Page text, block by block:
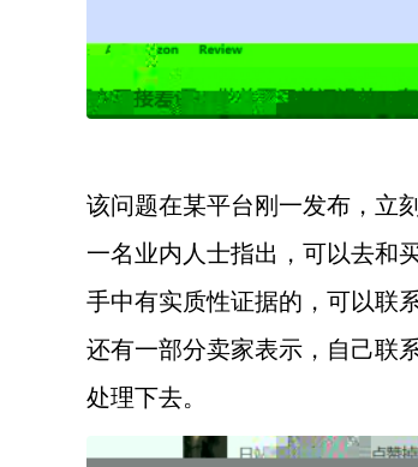
该问题在某平台刚一发布，立
一名业内人士指出，可以去和
手中有实质性证据的，可以联
还有一部分卖家表示，自己联
处理下去。